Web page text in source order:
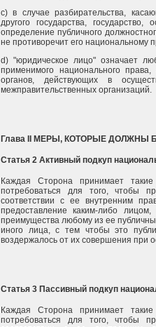
c) в случае разбирательства,
другого государства,
определение публичного
не противоречит его национальному
d) "юридическое лицо" означает
применимого национального
органов, действующих в
межправительственных организаций.
Глава II МЕРЫ, КОТОРЫЕ
Статья 2 Активный подкуп
Каждая Сторона принимает
потребоваться для того, чтобы
соответствии с ее внутренним
предоставление каким-либо
преимущества любому из ее
иного лица, с тем чтобы это
воздержалось от их совершения при
Статья 3 Пассивный подкуп
Каждая Сторона принимает
потребоваться для того, чтобы